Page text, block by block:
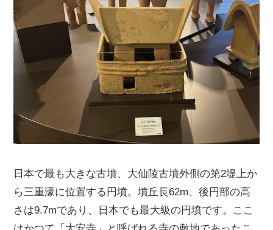
日本で最も大きな古墳、大仙陵古墳外側の第2堤上か
ら三重濠に位置する円墳。墳丘長62m、後円部の高
さは9.7mであり、日本でも最大級の円墳です。ここ